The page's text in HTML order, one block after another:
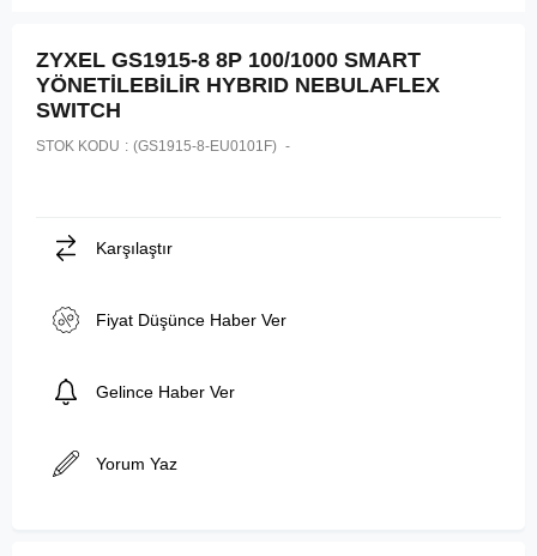
ZYXEL GS1915-8 8P 100/1000 SMART
YÖNETİLEBİLİR HYBRID NEBULAFLEX
SWITCH
STOK KODU (GS1915-8-EU0101F)
Karşılaştır
Fiyat Düşünce Haber Ver
Gelince Haber Ver
Yorum Yaz